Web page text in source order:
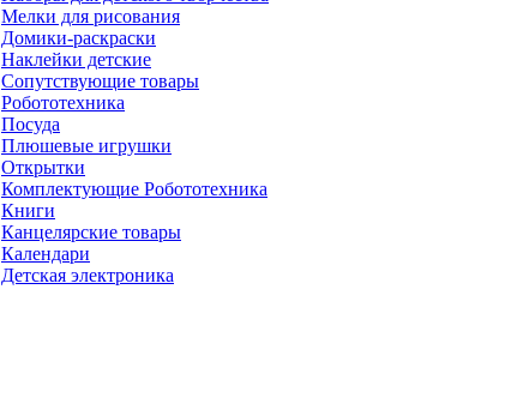
Мелки для рисования
Домики-раскраски
Наклейки детские
Сопутствующие товары
Робототехника
Посуда
Плюшевые игрушки
Открытки
Комплектующие Робототехника
Книги
Канцелярские товары
Календари
Детская электроника